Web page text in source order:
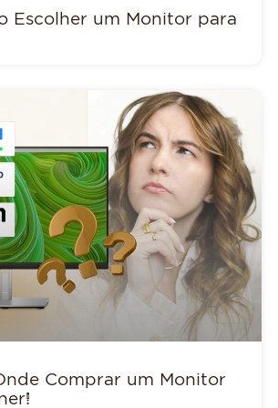
Escolher um Monitor para
Comprar um Monitor